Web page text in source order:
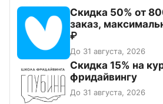
Скидка 50% от
заказ,
₽
До 31 августа, 2026
Скидка 15% на
фридайвингу
До 31 августа, 2026